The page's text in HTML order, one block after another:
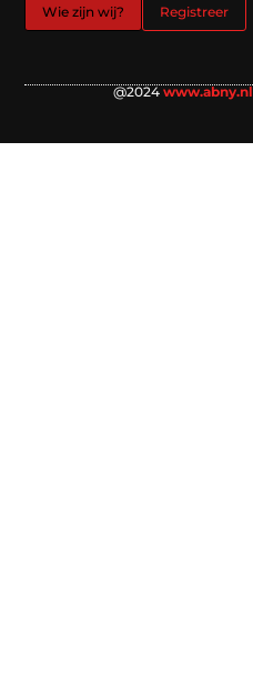
Wie zijn wij? Registreer
@2024 www.abny.nl